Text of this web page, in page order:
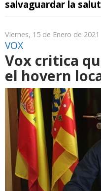
salvaguardar la
Viernes, 15 de Enero de 2021
VOX
Vox critica
el hovern